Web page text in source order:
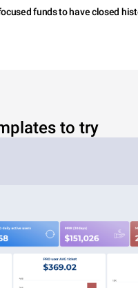
funds to have closed
to try